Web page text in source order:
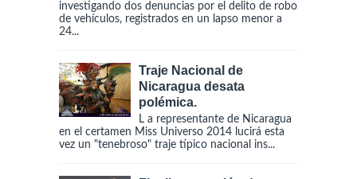
investigando dos denuncias por el delito de robo
de vehículos, registrados en un lapso menor a
24...
Traje Nacional de
Nicaragua desata
polémica.
L a representante de Nicaragua
en el certamen Miss Universo 2014 lucirá esta
vez un "tenebroso" traje típico nacional ins...